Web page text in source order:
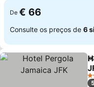
De € 66
Consulte os preços de 6
3